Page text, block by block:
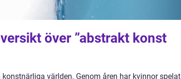
över ”abstrakt konst
världen. Genom åren har kvinnor spelat